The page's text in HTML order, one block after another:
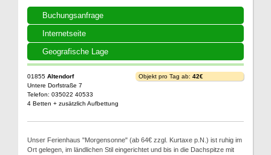
Buchungsanfrage
Internetseite
Geografische Lage
01855 Altendorf
Untere Dorfstraße 7
Telefon: 035022 40533
4 Betten + zusätzlich Aufbettung
Objekt pro Tag ab: 42€
Unser Ferienhaus "Morgensonne" (ab 64€ zzgl. Kurtaxe p.N.) ist ruhig im
Ort gelegen, im ländlichen Stil eingerichtet und bis in die Dachspitze mit